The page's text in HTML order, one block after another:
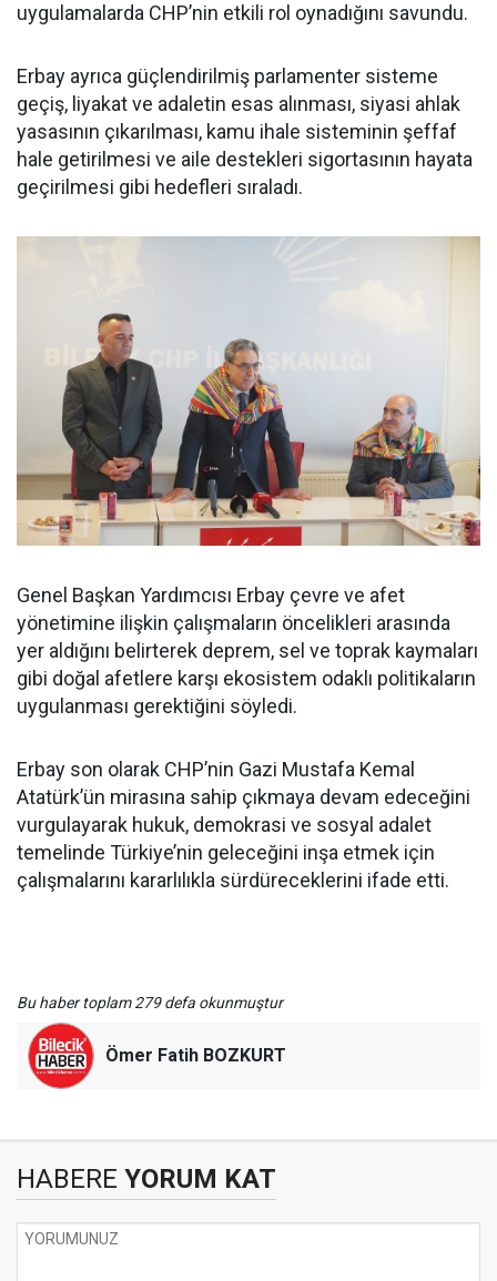
uygulamalarda CHP’nin etkili rol oynadığını savundu.
Erbay ayrıca güçlendirilmiş parlamenter sisteme
geçiş, liyakat ve adaletin esas alınması, siyasi ahlak
yasasının çıkarılması, kamu ihale sisteminin şeffaf
hale getirilmesi ve aile destekleri sigortasının hayata
geçirilmesi gibi hedefleri sıraladı.
Genel Başkan Yardımcısı Erbay çevre ve afet
yönetimine ilişkin çalışmaların öncelikleri arasında
yer aldığını belirterek deprem, sel ve toprak kaymaları
gibi doğal afetlere karşı ekosistem odaklı politikaların
uygulanması gerektiğini söyledi.
Erbay son olarak CHP’nin Gazi Mustafa Kemal
Atatürk’ün mirasına sahip çıkmaya devam edeceğini
vurgulayarak hukuk, demokrasi ve sosyal adalet
temelinde Türkiye’nin geleceğini inşa etmek için
çalışmalarını kararlılıkla sürdüreceklerini ifade etti.
Bu haber toplam 279 defa okunmuştur
Ömer Fatih BOZKURT
HABERE YORUM KAT